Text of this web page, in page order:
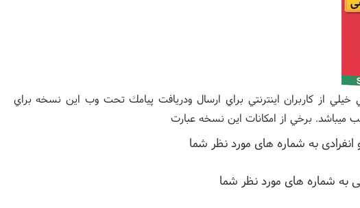
خيلي از كاربران اينترنتي براي ارسال ودريافت پيامك تحت وب اين نسخه براي
ميباشد. برخي از امكانات اين نسخه عبارت
به شماره های مورد نظر شما
به شماره های مورد نظر شما